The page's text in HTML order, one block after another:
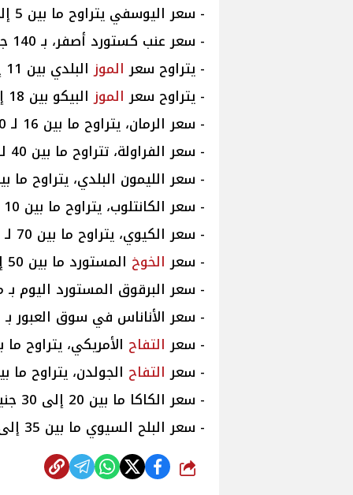
- سعر اليوسفي يتراوح ما بين 5 إلى 11 جنيها.
- سعر عنب كستورد أصفر، بـ 140 جنيهًا.
- يتراوح سعر الموزالبلدي بين 11 إلى 15 جنيها.
- يتراوح سعر الموزالبيكو بين 18 إلى 22 جنيها.
- سعر الرمان، يتراوح ما بين 16 لـ 30 جنيهًا.
- سعر الفراولة، تتراوح ما بين 40 لـ 60 جنيهًا.
- سعر الليمون البلدي، يتراوح ما بين 17 لـ 33
- سعر الكانتلوب، يتراوح ما بين 10 لـ 14 جنيهًا.
- سعر الكيوي، يتراوح ما بين 70 لـ 150 جنيهًا.
- سعر الخوخ المستورد ما بين 50 إلى 70 جنيهًا.
- سعر البرقوق المستورد اليوم بـ ما بين 50
- سعر الأناناس في سوق العبور بـ 75 جنيهًا.
- سعر التفاح الأمريكي، يتراوح ما بين 50
- سعر التفاح الجولدن، يتراوح ما بين 40 لـ 80
- سعر الكاكا ما بين 20 إلى 30 جنيهًا.
- سعر البلح السيوي ما بين 35 إلى 75 جنيهًا.
شارك